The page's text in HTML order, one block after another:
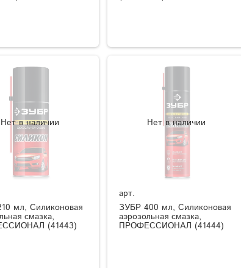
Нет в наличии
мл, Силиконовая
смазка,
(41443)
Нет в наличии
арт.
ЗУБР 400 мл, Силиконовая
аэрозольная смазка,
ПРОФЕССИОНАЛ (41444)